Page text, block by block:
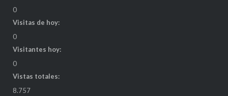
0
Visitas de hoy:
0
Visitantes hoy:
0
Vistas totales:
8.757